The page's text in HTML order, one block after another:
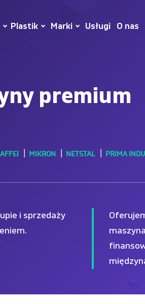
Plastik Marki Usługi O nas
premium
MIKRON NETSTAL PRIMA
i sprzedaży